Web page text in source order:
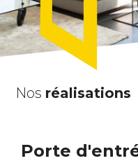
Nos réalisations
Porte